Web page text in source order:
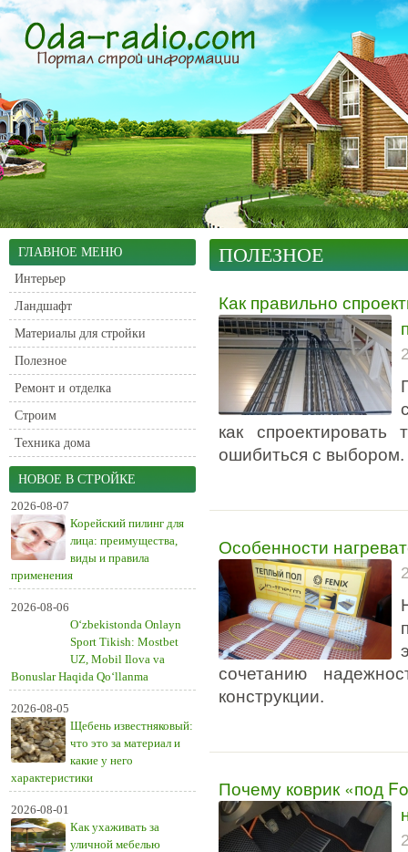
ГЛАВНОЕ МЕНЮ
Интерьер
Ландшафт
Материалы для стройки
Полезное
Ремонт и отделка
Строим
Техника дома
НОВОЕ В СТРОЙКЕ
2026-08-07
Корейский пилинг для
лица: преимущества,
виды и правила
применения
2026-08-06
O‘zbekistonda Onlayn
Sport Tikish: Mostbet
UZ, Mobil Ilova va
Bonuslar Haqida Qo‘llanma
2026-08-05
Щебень известняковый:
что это за материал и
какие у него
характеристики
2026-08-01
Как ухаживать за
уличной мебелью
ПОЛЕЗНОЕ
Как правильно
как
ошибиться с выбором.
Особенности
сочетанию
конструкции.
Почему коврик «под